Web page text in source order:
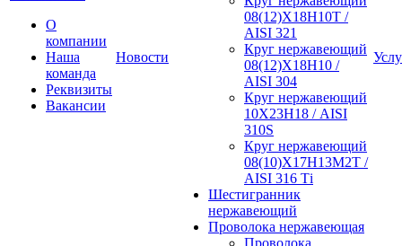
О
компании
Наша
команда
Реквизиты
Вакансии
Новости
08(12)Х18Н10Т /
AISI 321
Круг нержавеющий
08(12)Х18Н10 /
AISI 304
Круг нержавеющий
10Х23Н18 / AISI
310S
Круг нержавеющий
08(10)Х17Н13М2Т /
AISI 316 Тi
Шестигранник
нержавеющий
Проволока нержавеющая
Проволока